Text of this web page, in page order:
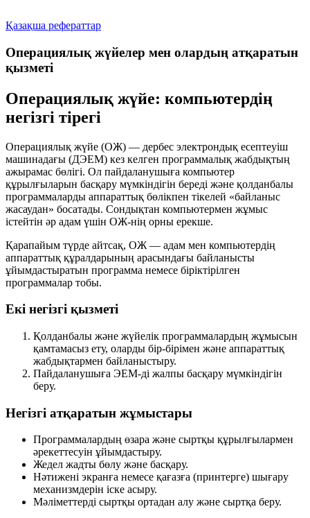
Қазақша рефераттар
Операциялық жүйелер мен олардың атқаратын
қызметі
Операциялық жүйе: компьютердің
негізгі тірегі
Операциялық жүйе (ОЖ) — дербес электрондық есептеуіш
машинадағы (ДЭЕМ) кез келген программалық жабдықтың
ажырамас бөлігі. Ол пайдаланушыға компьютер
құрылғыларын басқару мүмкіндігін береді және қолданбалы
программаларды аппараттық бөлікпен тікелей «байланыс
жасаудан» босатады. Сондықтан компьютермен жұмыс
істейтін әр адам үшін ОЖ-нің орны ерекше.
Қарапайым түрде айтсақ, ОЖ — адам мен компьютердің
аппараттық құралдарының арасындағы байланысты
ұйымдастыратын программа немесе біріктірілген
программалар тобы.
Екі негізгі қызметі
Қолданбалы және жүйелік программалардың жұмысын
қамтамасыз ету, оларды бір-бірімен және аппараттық
жабдықтармен байланыстыру.
Пайдаланушыға ЭЕМ-ді жалпы басқару мүмкіндігін
беру.
Негізгі атқаратын жұмыстары
Программалардың өзара және сыртқы құрылғылармен
әрекеттесуін ұйымдастыру.
Жедел жадты бөлу және басқару.
Нәтижені экранға немесе қағазға (принтерге) шығару
механизмдерін іске асыру.
Мәліметтерді сыртқы ортадан алу және сыртқа беру.